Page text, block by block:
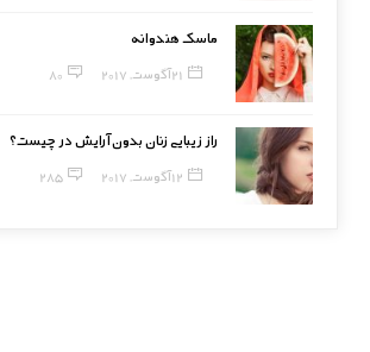
ماسک هندوانه
21 آگوست, 2017 80
راز زیبایی زنان بدون آرایش در چیست؟
12 آگوست, 2017 285